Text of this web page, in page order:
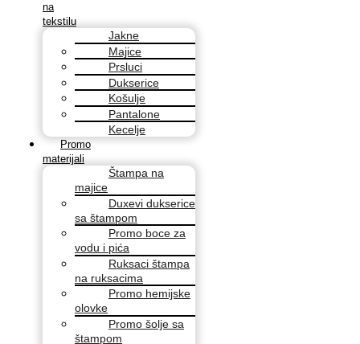
na
tekstilu
Jakne
Majice
Prsluci
Dukserice
Košulje
Pantalone
Kecelje
Promo
materijali
Štampa na
majice
Duxevi dukserice
sa štampom
Promo boce za
vodu i pića
Ruksaci štampa
na ruksacima
Promo hemijske
olovke
Promo šolje sa
štampom